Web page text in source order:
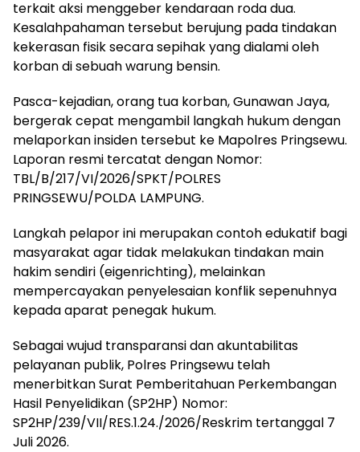
terkait aksi menggeber kendaraan roda dua.
Kesalahpahaman tersebut berujung pada tindakan
kekerasan fisik secara sepihak yang dialami oleh
korban di sebuah warung bensin.
Pasca-kejadian, orang tua korban, Gunawan Jaya,
bergerak cepat mengambil langkah hukum dengan
melaporkan insiden tersebut ke Mapolres Pringsewu.
Laporan resmi tercatat dengan Nomor:
TBL/B/217/VI/2026/SPKT/POLRES
PRINGSEWU/POLDA LAMPUNG.
Langkah pelapor ini merupakan contoh edukatif bagi
masyarakat agar tidak melakukan tindakan main
hakim sendiri (eigenrichting), melainkan
mempercayakan penyelesaian konflik sepenuhnya
kepada aparat penegak hukum.
Sebagai wujud transparansi dan akuntabilitas
pelayanan publik, Polres Pringsewu telah
menerbitkan Surat Pemberitahuan Perkembangan
Hasil Penyelidikan (SP2HP) Nomor:
SP2HP/239/VII/RES.1.24./2026/Reskrim tertanggal 7
Juli 2026.